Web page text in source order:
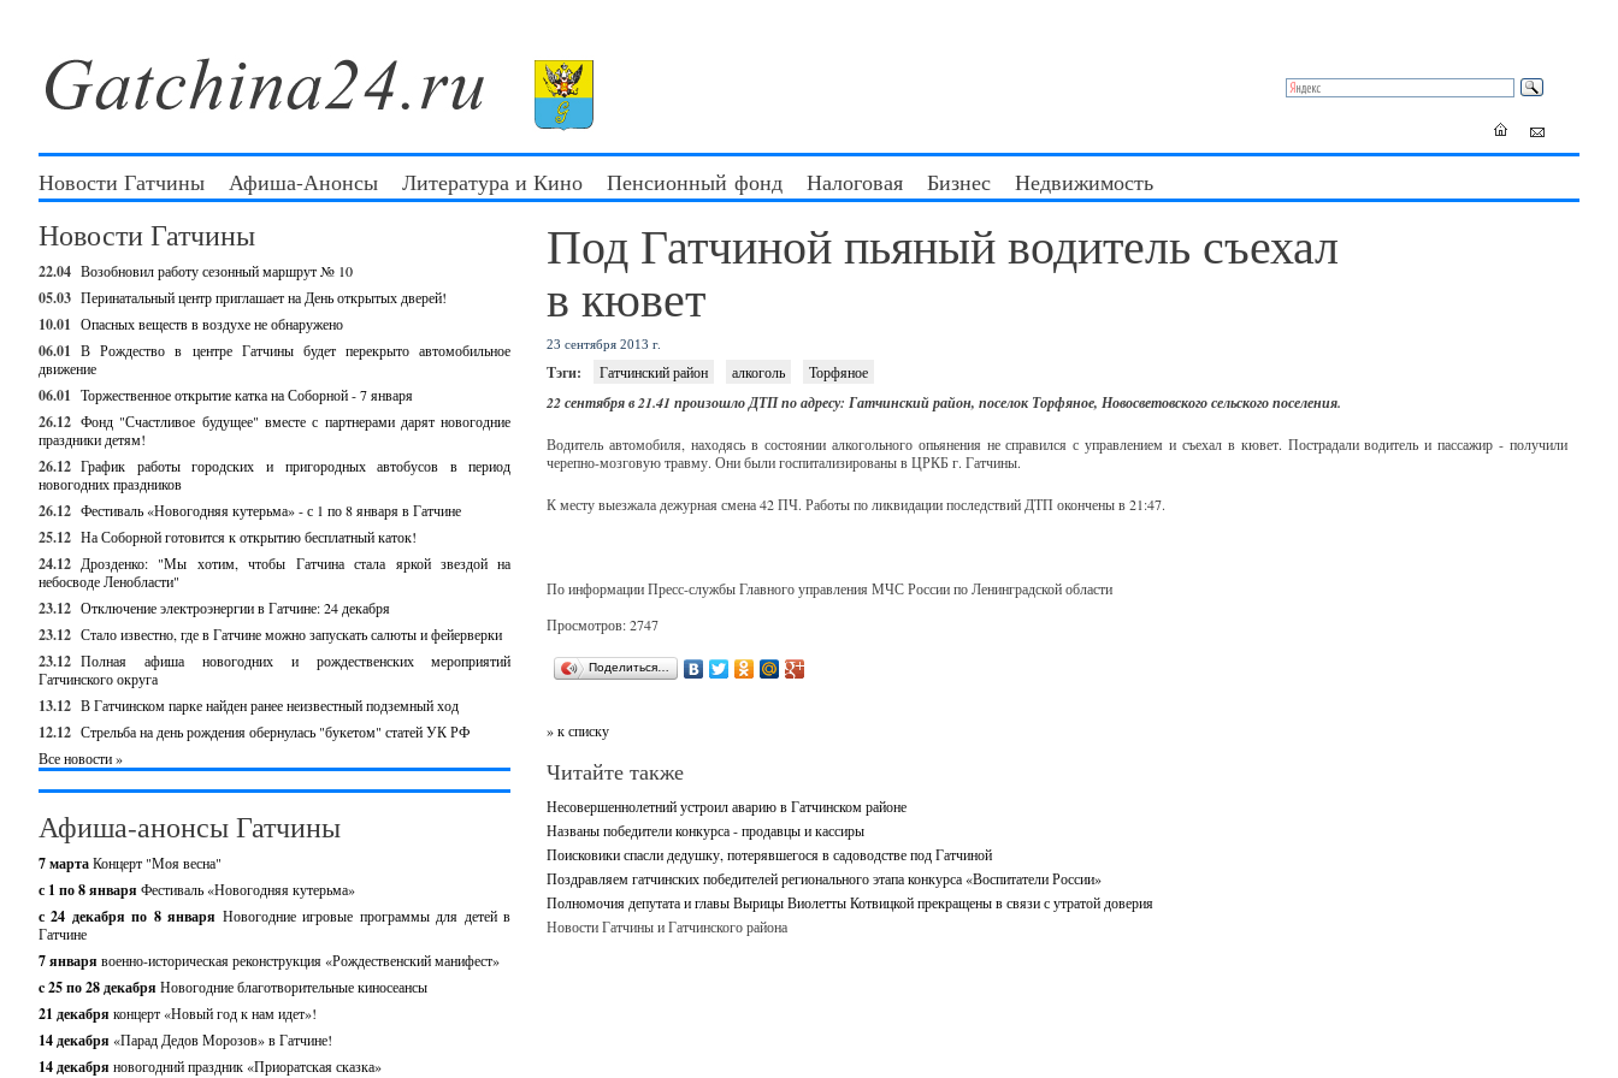
Новости Гатчины Афиша-Анонсы Литература и Кино Пенсионный фонд Налоговая Бизнес Недвижимость
Новости Гатчины
22.04 Возобновил работу сезонный маршрут № 10
05.03 Перинатальный центр приглашает на День открытых дверей!
10.01 Опасных веществ в воздухе не обнаружено
06.01 В Рождество в центре Гатчины будет перекрыто автомобильное
движение
06.01 Торжественное открытие катка на Соборной - 7 января
26.12 Фонд "Счастливое будущее" вместе с партнерами дарят новогодние
праздники детям!
26.12 График работы городских и пригородных автобусов в период
новогодних праздников
26.12 Фестиваль «Новогодняя кутерьма» - с 1 по 8 января в Гатчине
25.12 На Соборной готовится к открытию бесплатный каток!
24.12 Дрозденко: "Мы хотим, чтобы Гатчина стала яркой звездой на
небосводе Ленобласти"
23.12 Отключение электроэнергии в Гатчине: 24 декабря
23.12 Стало известно, где в Гатчине можно запускать салюты и фейерверки
23.12 Полная афиша новогодних и рождественских мероприятий
Гатчинского округа
13.12 В Гатчинском парке найден ранее неизвестный подземный ход
12.12 Стрельба на день рождения обернулась "букетом" статей УК РФ
Все новости »
Афиша-анонсы Гатчины
7 мартаКонцерт "Моя весна"
с 1 по 8 января Фестиваль «Новогодняя кутерьма»
с 24 декабря по 8 января Новогодние игровые программы для детей в
Гатчине
7 января военно-историческая реконструкция «Рождественский манифест»
c 25 по 28 декабря Новогодние благотворительные киносеансы
21 декабря концерт «Новый год к нам идет»!
14 декабря «Парад Дедов Морозов» в Гатчине!
14 декабря новогодний праздник «Приоратская сказка»
Под Гатчиной пьяный водитель съехал
в кювет
23 сентября 2013 г.
Тэги: Гатчинский район алкоголь Торфяное
22 сентября в 21.41 произошло ДТП по адресу: Гатчинский район, поселок Торфяное, Новосветовского сельского поселения.
Водитель автомобиля, находясь в состоянии алкогольного опьянения не справился с управлением и съехал в кювет. Пострадали водитель и пассажир - получили
черепно-мозговую травму. Они были госпитализированы в ЦРКБ г. Гатчины.
К месту выезжала дежурная смена 42 ПЧ. Работы по ликвидации последствий ДТП окончены в 21:47.
По информации Пресс-службы Главного управления МЧС России по Ленинградской области
Просмотров: 2747
Поделиться…
» к списку
Читайте также
Несовершеннолетний устроил аварию в Гатчинском районе
Названы победители конкурса - продавцы и кассиры
Поисковики спасли дедушку, потерявшегося в садоводстве под Гатчиной
Поздравляем гатчинских победителей регионального этапа конкурса «Воспитатели России»
Полномочия депутата и главы Вырицы Виолетты Котвицкой прекращены в связи с утратой доверия
Новости Гатчины и Гатчинского района